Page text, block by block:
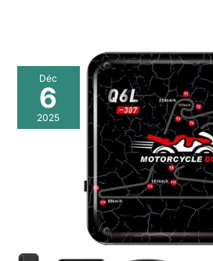
Déc
6
2025